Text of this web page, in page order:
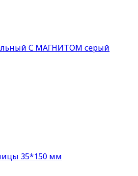
С МАГНИТОМ серый
35*150 мм